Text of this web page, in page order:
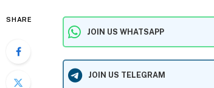
SHARE
JOIN US WHATSAPP
JOIN US TELEGRAM